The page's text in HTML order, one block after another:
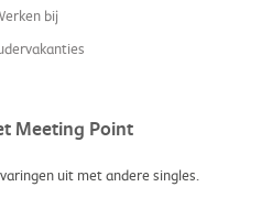
bij
Meeting Point
uit met andere singles.